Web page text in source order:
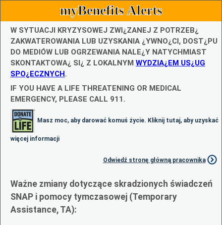
myBenefits Alerts
W SYTUACJI KRYZYSOWEJ ZWI¿ZANEJ Z POTRZEB¿
ZAKWATEROWANIA LUB UZYSKANIA ¿YWNO¿CI, DOST¿PU
DO MEDIÓW LUB OGRZEWANIA NALE¿Y NATYCHMIAST
SKONTAKTOWA¿ SI¿ Z LOKALNYM WYDZIA¿EM US¿UG
SPO¿ECZNYCH.
IF YOU HAVE A LIFE THREATENING OR MEDICAL
EMERGENCY, PLEASE CALL 911.
Masz moc, aby darować komuś życie. Kliknij tutaj, aby uzyskać
więcej informacji
Odwiedź stronę główną pracownika
Ważne zmiany dotyczące skradzionych świadczeń
SNAP i pomocy tymczasowej (Temporary
Assistance, TA):